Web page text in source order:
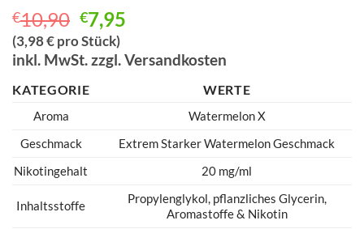
€10,90 Ursprünglicher
Preis
war:
€7,95
ist:
(3,98 € pro Stück)
inkl. MwSt. zzgl. Versandkosten
KATEGORIE WERTE
Aroma
Watermelon X
Geschmack
Extrem Starker Watermelon Geschmack
Nikotingehalt
20 mg/ml
Inhaltsstoffe
Propylenglykol, pflanzliches Glycerin,
Aromastoffe & Nikotin